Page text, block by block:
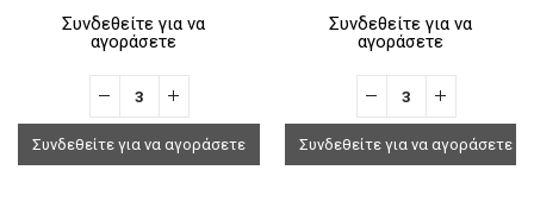
Συνδεθείτε για να
αγοράσετε
Συνδεθείτε για να αγοράσετε
Συνδεθείτε για να
αγοράσετε
Συνδεθείτε για να αγοράσετε